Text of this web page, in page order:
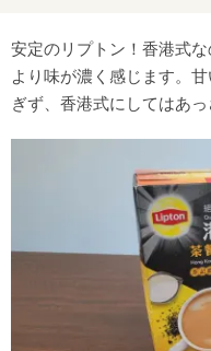
安定のリプトン！香港式
より味が濃く感じます。
ぎず、香港式にしてはあっ